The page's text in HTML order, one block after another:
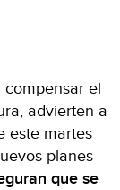
el
advierten a
este martes
planes
que se